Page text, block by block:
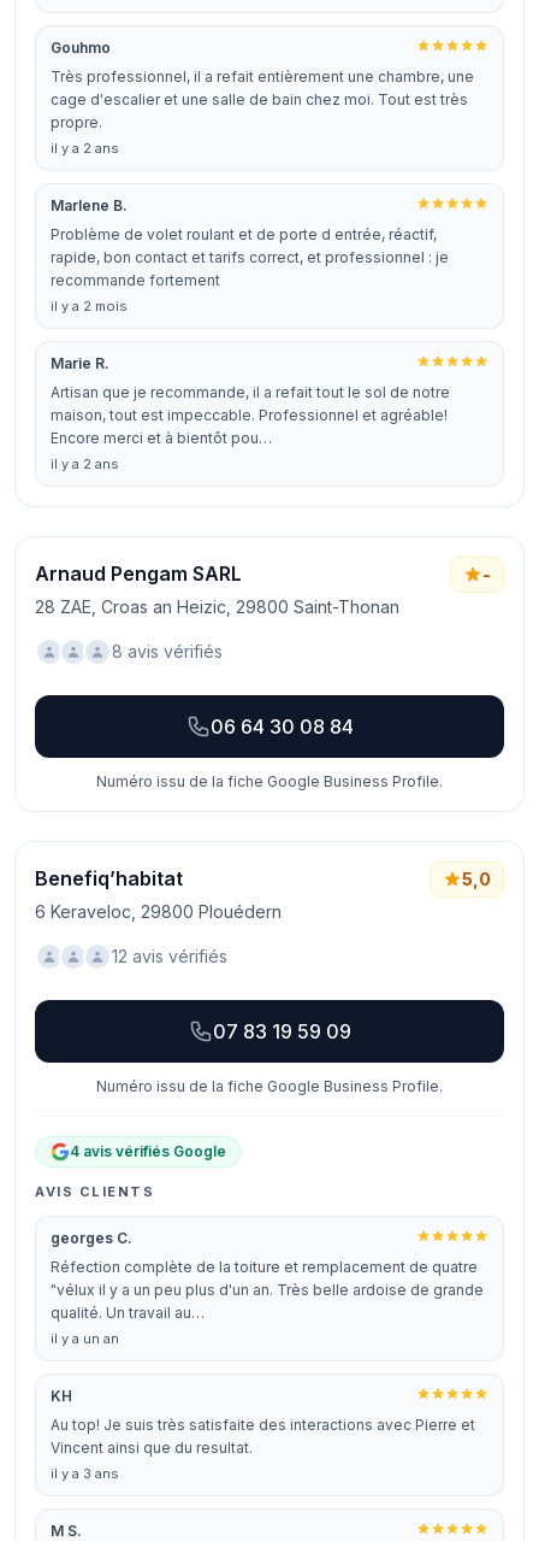
Gouhmo
Très professionnel, il a refait entièrement une chambre, une
cage d'escalier et une salle de bain chez moi. Tout est très
propre.
il y a 2 ans
Marlene B.
Problème de volet roulant et de porte d entrée, réactif,
rapide, bon contact et tarifs correct, et professionnel : je
recommande fortement
il y a 2 mois
Marie R.
Artisan que je recommande, il a refait tout le sol de notre
maison, tout est impeccable. Professionnel et agréable!
Encore merci et à bientôt pou…
il y a 2 ans
Arnaud Pengam SARL
28 ZAE, Croas an Heizic, 29800 Saint-Thonan
-
8 avis vérifiés
06 64 30 08 84
Numéro issu de la fiche Google Business Profile.
Benefiq’habitat
6 Keraveloc, 29800 Plouédern
5,0
12 avis vérifiés
07 83 19 59 09
Numéro issu de la fiche Google Business Profile.
4 avis vérifiés Google
AVIS CLIENTS
georges C.
Réfection complète de la toiture et remplacement de quatre
"vélux il y a un peu plus d'un an. Très belle ardoise de grande
qualité. Un travail au…
il y a un an
KH
Au top! Je suis très satisfaite des interactions avec Pierre et
Vincent ainsi que du resultat.
il y a 3 ans
M S.